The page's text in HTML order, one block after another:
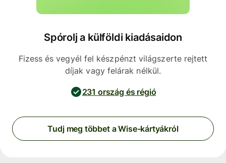
Spórolj a külföldi kiadásaidon
Fizess és vegyél fel készpénzt világszerte rejtett
díjak vagy felárak nélkül.
231 ország és régió
Tudj meg többet a Wise-kártyákról